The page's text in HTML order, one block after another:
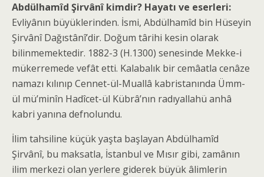
Abdülhamîd Şirvânîkimdir? Hayatı ve eserleri:
Evliyânın büyüklerinden. İsmi, Abdülhamîd bin Hüseyin
Şirvânî Dağıstânî’dir. Doğum târihi kesin olarak
bilinmemektedir. 1882-3 (H.1300) senesinde Mekke-i
mükerremede vefât etti. Kalabalık bir cemâatla cenâze
namazı kılınıp Cennet-ül-Muallâ kabristanında Ümm-
ül mü’minîn Hadîcet-ül Kübrâ’nın radıyallahü anhâ
kabri yanına defnolundu.
İlim tahsiline küçük yaşta başlayan Abdülhamîd
Şirvânî, bu maksatla, İstanbul ve Mısır gibi, zamânın
ilim merkezi olan yerlere giderek büyük âlimlerin